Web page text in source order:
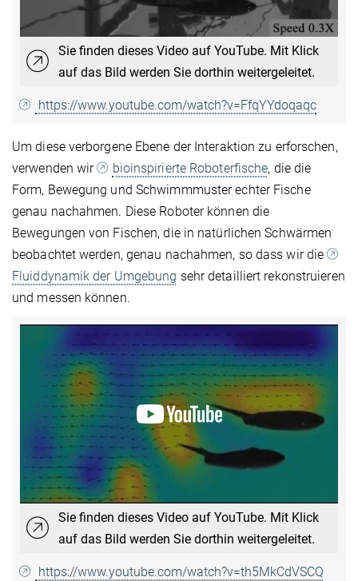
Sie finden dieses Video auf YouTube. Mit Klick
auf das Bild werden Sie dorthin weitergeleitet.
https://www.youtube.com/watch?v=FfqYYdoqaqc
Um diese verborgene Ebene der Interaktion zu erforschen,
verwenden wir
bioinspirierte Roboterfische, die die
Form, Bewegung und Schwimmmuster echter Fische
genau nachahmen. Diese Roboter können die
Bewegungen von Fischen, die in natürlichen Schwärmen
beobachtet werden, genau nachahmen, so dass wir die
Fluiddynamik der Umgebung sehr detailliert rekonstruieren
und messen können.
Sie finden dieses Video auf YouTube. Mit Klick
auf das Bild werden Sie dorthin weitergeleitet.
https://www.youtube.com/watch?v=th5MkCdVSCQ